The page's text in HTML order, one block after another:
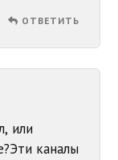
ОТВЕТИТЬ
или
каналы